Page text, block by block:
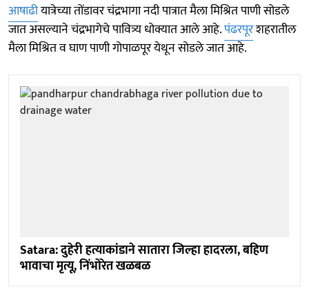
आषाढीयात्रेच्या तोंडावर चंद्रभागा नदी पात्रात मैला मिश्रित पाणी सोडले
जात असल्याने चंद्रभागेचे पावित्र्य धोक्यात आले आहे.पंढरपूरशहरातील
मैला मिश्रित व घाण पाणी गोपाळपूर येथून सोडले जात आहे.
Satara: दुहेरी हत्याकांडाने सातारा जिल्हा हादरला, बहिण
भावाचा मृत्यू, निंभाेरेत खळबळ